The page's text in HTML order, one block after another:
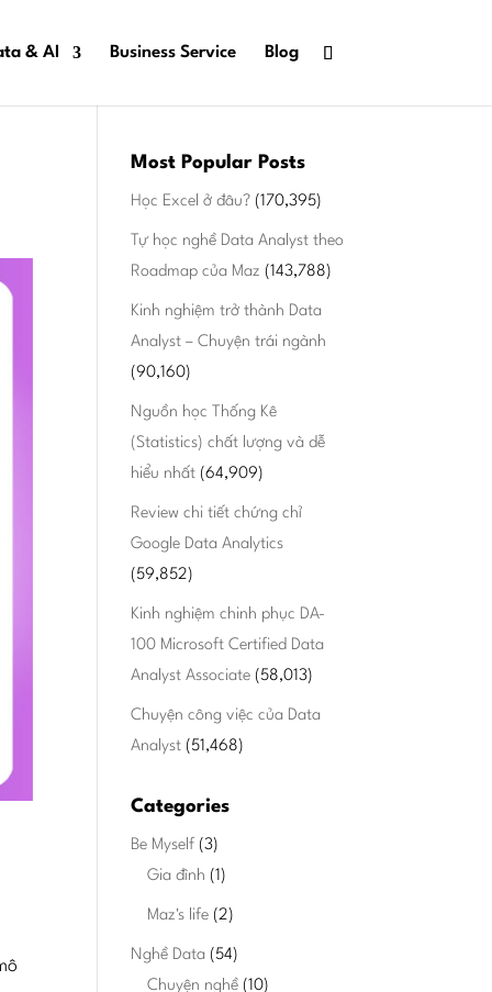
& AI Business Service Blog
Most Popular Posts
Học Excel ở đâu? (170,395)
Tự học nghề Data Analyst theo
Roadmap của Maz (143,788)
Kinh nghiệm trở thành Data
Analyst – Chuyện trái ngành
(90,160)
Nguồn học Thống Kê
(Statistics) chất lượng và dễ
hiểu nhất (64,909)
Review chi tiết chứng chỉ
Google Data Analytics
(59,852)
Kinh nghiệm chinh phục DA-
100 Microsoft Certified Data
Analyst Associate (58,013)
Chuyện công việc của Data
Analyst (51,468)
Categories
Be Myself (3)
Gia đình (1)
Maz's life (2)
Nghề Data (54)
Chuyện nghề (10)